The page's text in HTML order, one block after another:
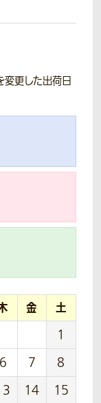
変更した出荷日
金 土
1
6 7
8
14
15